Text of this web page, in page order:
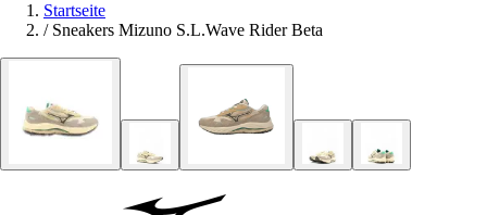
Startseite
/ Sneakers Mizuno S.L.Wave Rider Beta